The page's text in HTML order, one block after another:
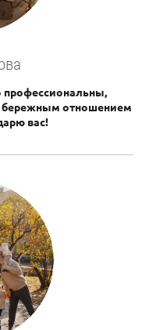
бережным отношением
вас!